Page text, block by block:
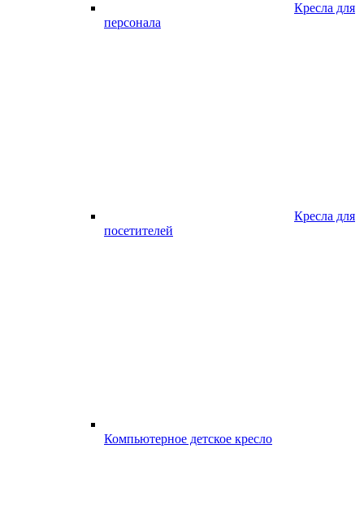
Кресла для
персонала
Кресла для
посетителей
Компьютерное детское кресло